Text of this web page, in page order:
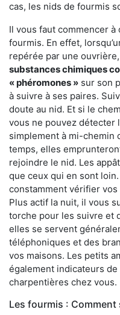
cas, les nids de fourmis
Il vous faut commencer
fourmis. En effet,
repérée par une
substances chimiques
« phéromones » sur son
à suivre à ses paires.
doute au nid. Et si le
vous ne pouvez détecter
simplement à mi-chemin
temps, elles
rejoindre le nid. Les
que ceux qui en sont
constamment vérifier
Plus actif la nuit, il vous
torche pour les suivre et
elles se servent
téléphoniques et des
vos maisons. Les petits
également indicateurs
charpentières chez vous.
Les fourmis : Comment